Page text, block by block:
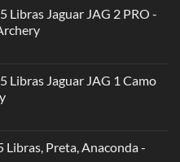
Libras Jaguar JAG 2 PRO -
Libras Jaguar JAG 1 Camo
Libras, Preta, Anaconda -